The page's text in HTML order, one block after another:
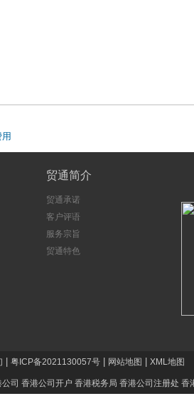
贸通简介
贸通承诺
客户评语
服务宗旨
贸通特色
粤ICP备2021130057号 网站地图 XML地图
司 香港公司开户 香港税务局 香港公司注册处 香